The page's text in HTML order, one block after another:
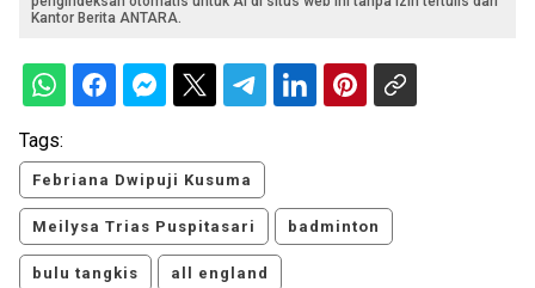
Kantor Berita ANTARA.
Tags:
Febriana Dwipuji Kusuma
Meilysa Trias Puspitasari badminton
bulu tangkis all england